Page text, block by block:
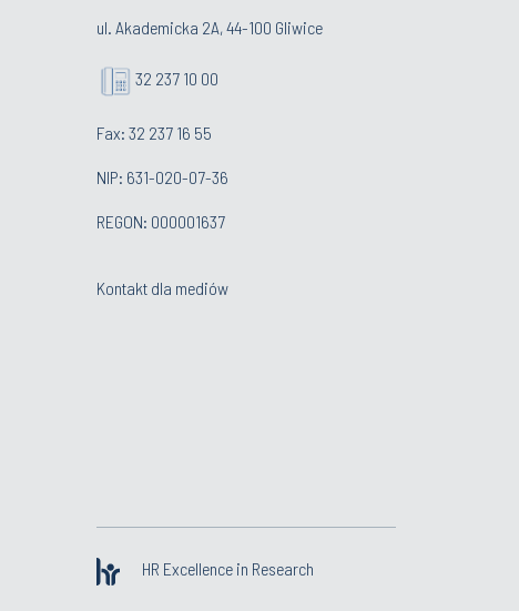
ul. Akademicka 2A, 44-100 Gliwice
32 237 10 00
Fax: 32 237 16 55
NIP: 631-020-07-36
REGON: 000001637
Kontakt dla mediów
HR Excellence in Research